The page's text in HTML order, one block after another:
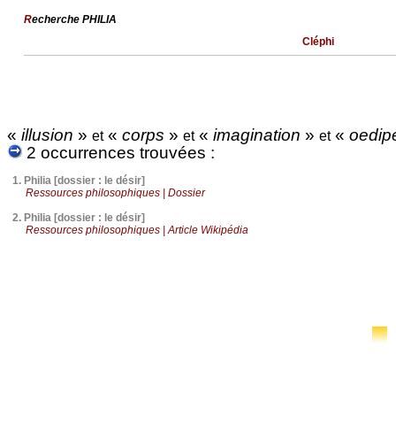
Recherche PHILIA
Cléphi
« illusion » et« corps » et« imagination » et«
2 occurrences trouvées :
1. Philia [dossier : le désir]
Ressources philosophiques | Dossier
2. Philia [dossier : le désir]
Ressources philosophiques | Article Wikipédia